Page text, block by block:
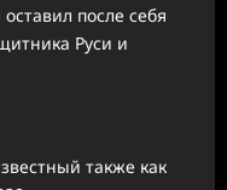
после себя
Руси и
также как